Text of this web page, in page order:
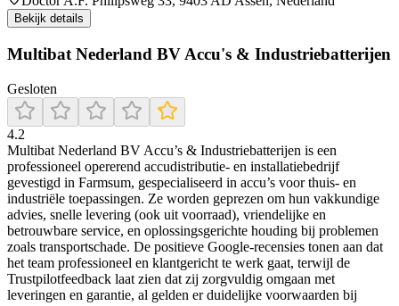
Bekijk details
Multibat Nederland BV Accu's & Industriebatterijen
Gesloten
4.2
Multibat Nederland BV Accu’s & Industriebatterijen is een
professioneel opererend accudistributie- en installatiebedrijf
gevestigd in Farmsum, gespecialiseerd in accu’s voor thuis- en
industriële toepassingen. Ze worden geprezen om hun vakkundige
advies, snelle levering (ook uit voorraad), vriendelijke en
betrouwbare service, en oplossingsgerichte houding bij problemen
zoals transportschade. De positieve Google-recensies tonen aan dat
het team professioneel en klantgericht te werk gaat, terwijl de
Trustpilotfeedback laat zien dat zij zorgvuldig omgaan met
leveringen en garantie, al gelden er duidelijke voorwaarden bij